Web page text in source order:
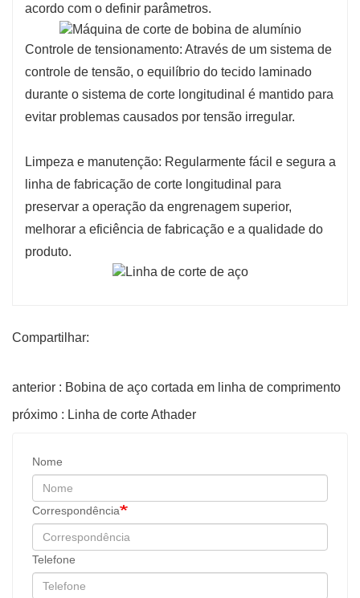
acordo com o definir parâmetros.
Controle de tensionamento: Através de um sistema de
controle de tensão, o equilíbrio do tecido laminado
durante o sistema de corte longitudinal é mantido para
evitar problemas causados ​​por tensão irregular.
Limpeza e manutenção: Regularmente fácil e segura a
linha de fabricação de corte longitudinal para
preservar a operação da engrenagem superior,
melhorar a eficiência de fabricação e a qualidade do
produto.
Compartilhar:
anterior : Bobina de aço cortada em linha de comprimento
próximo : Linha de corte Athader
Nome
Correspondência
Telefone